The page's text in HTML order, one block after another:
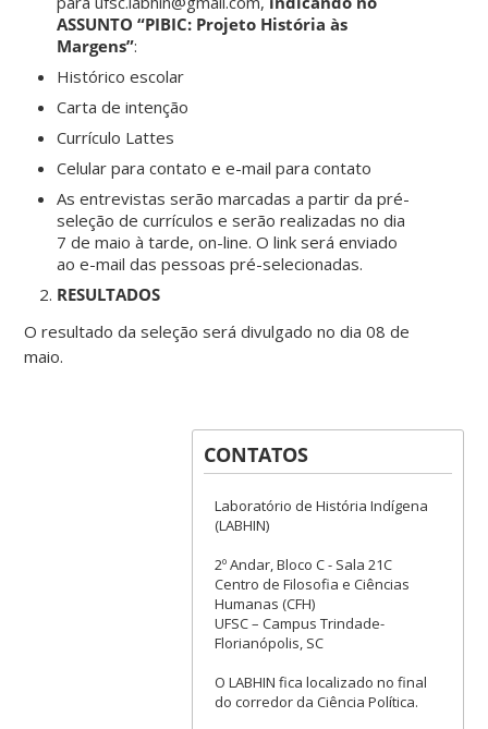
ASSUNTO “PIBIC: Projeto História às
Margens”:
Histórico escolar
Carta de intenção
Currículo Lattes
Celular para contato e e-mail para contato
As entrevistas serão marcadas a partir da pré-
seleção de currículos e serão realizadas no dia
7 de maio à tarde, on-line. O link será enviado
ao e-mail das pessoas pré-selecionadas.
RESULTADOS
O resultado da seleção será divulgado no dia 08 de
maio.
CONTATOS
Laboratório de História Indígena
(LABHIN)
2º Andar, Bloco C - Sala 21C
Centro de Filosofia e Ciências
Humanas (CFH)
UFSC – Campus Trindade-
Florianópolis, SC
O LABHIN fica localizado no final
do corredor da Ciência Política.